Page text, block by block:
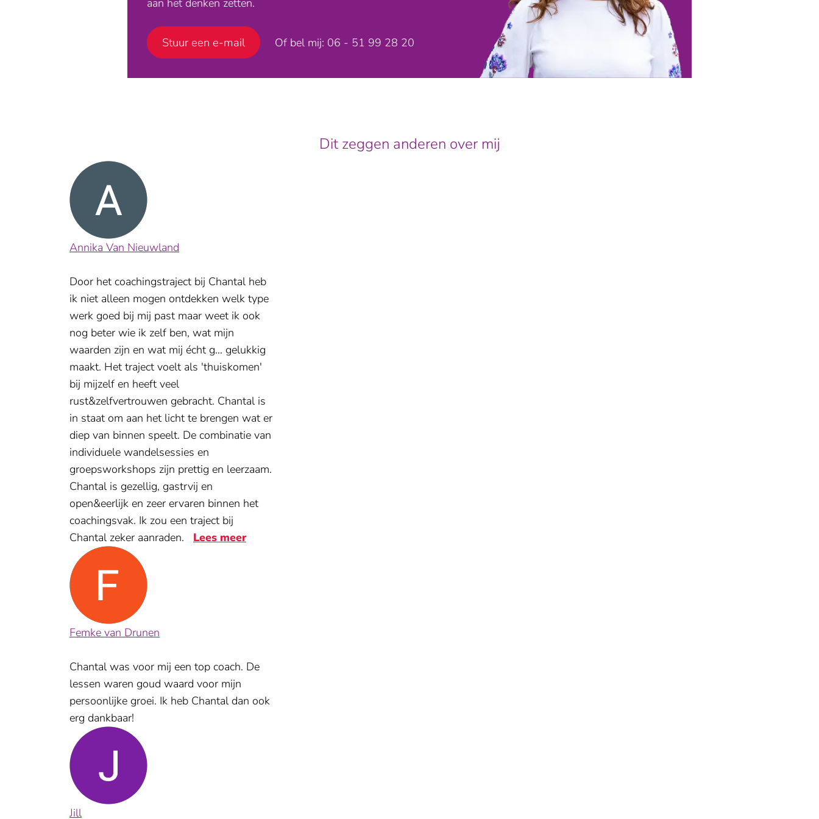
aan het denken zetten.
Stuur een e-mail Of bel mij: 06 - 51 99 28 20
Dit zeggen anderen over mij
Annika Van Nieuwland
Door het coachingstraject bij Chantal heb
ik niet alleen mogen ontdekken welk type
werk goed bij mij past maar weet ik ook
nog beter wie ik zelf ben, wat mijn
waarden zijn en wat mij écht g... gelukkig
maakt. Het traject voelt als 'thuiskomen'
bij mijzelf en heeft veel
rust&zelfvertrouwen gebracht. Chantal is
in staat om aan het licht te brengen wat er
diep van binnen speelt. De combinatie van
individuele wandelsessies en
groepsworkshops zijn prettig en leerzaam.
Chantal is gezellig, gastrvij en
open&eerlijk en zeer ervaren binnen het
coachingsvak. Ik zou een traject bij
Chantal zeker aanraden.
Lees meer
Femke van Drunen
Chantal was voor mij een top coach. De
lessen waren goud waard voor mijn
persoonlijke groei. Ik heb Chantal dan ook
erg dankbaar!
Jill